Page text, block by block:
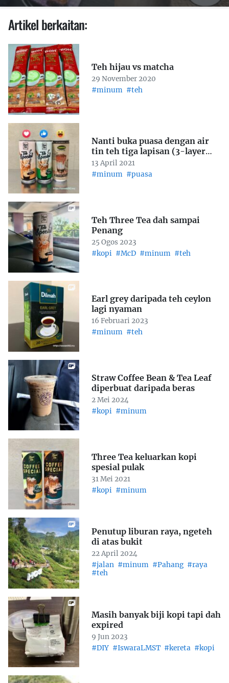
Artikel berkaitan:
Teh hijau vs matcha
29 November 2020
#minum #teh
Nanti buka puasa dengan air
tin teh tiga lapisan (3-layer
tea)
13 April 2021
#minum #puasa
Teh Three Tea dah sampai
Penang
25 Ogos 2023
#kopi #McD #minum #teh
Earl grey daripada teh ceylon
lagi nyaman
16 Februari 2023
#minum #teh
Straw Coffee Bean & Tea Leaf
diperbuat daripada beras
2 Mei 2024
#kopi #minum
Three Tea keluarkan kopi
spesial pulak
31 Mei 2021
#kopi #minum
Penutup liburan raya, ngeteh
di atas bukit
22 April 2024
#jalan #minum #Pahang #raya
#teh
Masih banyak biji kopi tapi dah
expired
9 Jun 2023
#DIY #IswaraLMST #kereta #kopi